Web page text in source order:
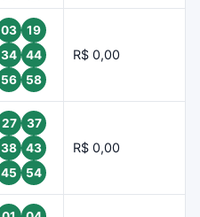
03
19
34
44
56
58
R$ 0,00
27
37
38
43
45
54
R$ 0,00